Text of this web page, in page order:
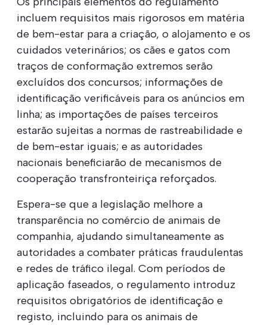
incluem requisitos mais rigorosos em matéria
de bem-estar para a criação, o alojamento e os
cuidados veterinários; os cães e gatos com
traços de conformação extremos serão
excluídos dos concursos; informações de
identificação verificáveis para os anúncios em
linha; as importações de países terceiros
estarão sujeitas a normas de rastreabilidade e
de bem-estar iguais; e as autoridades
nacionais beneficiarão de mecanismos de
cooperação transfronteiriça reforçados.
Espera-se que a legislação melhore a
transparência no comércio de animais de
companhia, ajudando simultaneamente as
autoridades a combater práticas fraudulentas
e redes de tráfico ilegal. Com períodos de
aplicação faseados, o regulamento introduz
requisitos obrigatórios de identificação e
registo, incluindo para os animais de